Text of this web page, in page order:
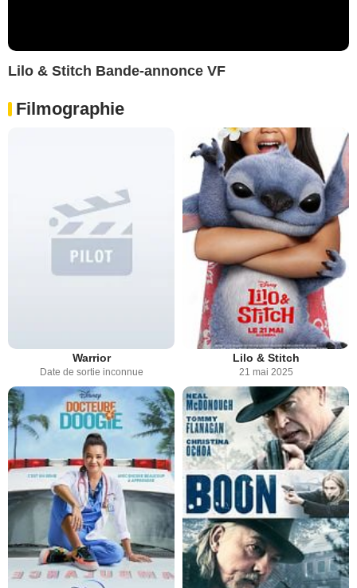
Lilo & Stitch Bande-annonce VF
Filmographie
Warrior
Date de sortie inconnue
Lilo & Stitch
21 mai 2025